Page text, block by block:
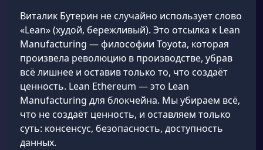
Виталик Бутерин не случайно использует слово
«Lean» (худой, бережливый). Это отсылка к Lean
Manufacturing — философии Toyota, которая
произвела революцию в производстве, убрав
всё лишнее и оставив только то, что создаёт
ценность. Lean Ethereum — это Lean
Manufacturing для блокчейна. Мы убираем всё,
что не создаёт ценность, и оставляем только
суть: консенсус, безопасность, доступность
данных.